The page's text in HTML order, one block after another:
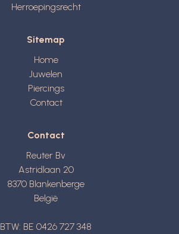
Herroepingsrecht
Sitemap
Home
Juwelen
Piercings
Contact
Contact
Reuter Bv
Astridlaan 20
8370 Blankenberge
België
BTW: BE 0426 727 348